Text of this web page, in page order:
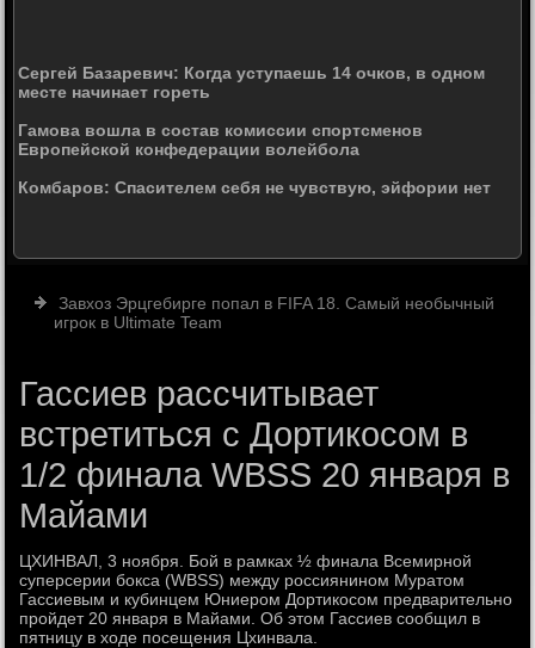
Сергей Базаревич: Когда уступаешь 14 очков, в одном
месте начинает гореть
Гамова вошла в состав комиссии спортсменов
Европейской конфедерации волейбола
Комбаров: Спасителем себя не чувствую, эйфории нет
Завхоз Эрцгебирге попал в FIFA 18. Самый необычный
игрок в Ultimate Team
Гассиев рассчитывает
встретиться с Дортикосом в
1/2 финала WBSS 20 января в
Майами
ЦХИНВАЛ, 3 ноября. Бой в рамках ½ финала Всемирной
суперсерии бокса (WBSS) между россиянином Муратом
Гассиевым и кубинцем Юниером Дортикосом предварительно
пройдет 20 января в Майами. Об этом Гассиев сообщил в
пятницу в ходе посещения Цхинвала.